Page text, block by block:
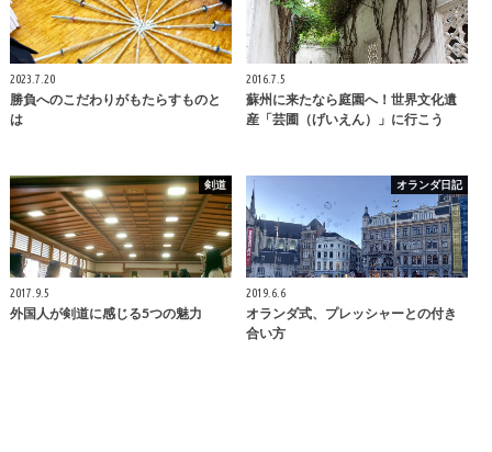
2023.7.20
勝負へのこだわりがもたらすものと
は
2016.7.5
蘇州に来たなら庭園へ！世界文化遺
産「芸圃（げいえん）」に行こう
剣道
2017.9.5
外国人が剣道に感じる5つの魅力
オランダ日記
2019.6.6
オランダ式、プレッシャーとの付き
合い方